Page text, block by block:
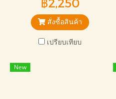
ซ้ำใคร ราคาถูกที่สุด พร้อมจัด
ส่งฟรี เหมาะกับการไว้อาลัยทุก
แบบ
สั่งซื้อสินค้า
เปรียบเทียบ
New